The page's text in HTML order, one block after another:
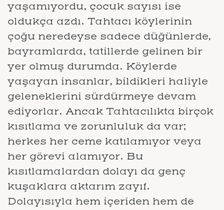
yaşamıyordu, çocuk sayısı ise
oldukça azdı. Tahtacı köylerinin
çoğu neredeyse sadece düğünlerde,
bayramlarda, tatillerde gelinen bir
yer olmuş durumda. Köylerde
yaşayan insanlar, bildikleri haliyle
geleneklerini sürdürmeye devam
ediyorlar. Ancak Tahtacılıkta birçok
kısıtlama ve zorunluluk da var;
herkes her ceme katılamıyor veya
her görevi alamıyor. Bu
kısıtlamalardan dolayı da genç
kuşaklara aktarım zayıf.
Dolayısıyla hem içeriden hem de